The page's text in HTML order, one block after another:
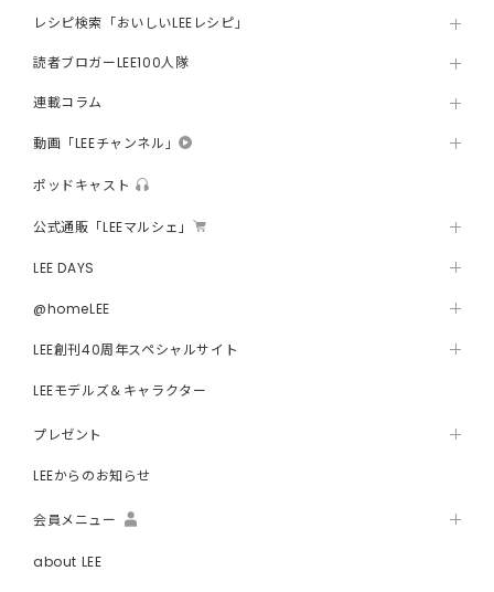
レシピ検索「おいしいLEEレシピ」
読者ブロガーLEE100人隊
連載コラム
動画「LEEチャンネル」
ポッドキャスト
公式通販「LEEマルシェ」
LEE DAYS
@homeLEE
LEE創刊40周年スペシャルサイト
LEEモデルズ＆キャラクター
プレゼント
LEEからのお知らせ
会員メニュー
about LEE